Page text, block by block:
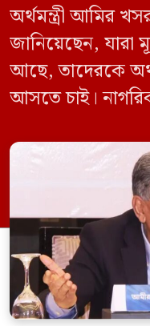
অর্থমন্ত্রী আমির
জানিয়েছেন, যারা
আছে, তাদেরকে
আসতে চাই।
না, অর্থনীতিতেও
সরকার অর্থনীতির
দিচ্ছে। রোববার
আগারগাঁওয়ে
পিকেএসএফ ও
‘রেইজ’-এর ২য় […]